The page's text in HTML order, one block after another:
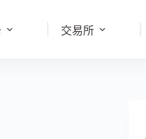
交易所